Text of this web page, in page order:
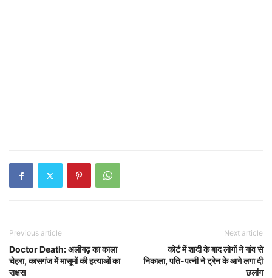
Previous article
Doctor Death: अलीगढ़ का काला
चेहरा, कासगंज में मासूमों की हत्याओं का
राक्षस
Next article
कोर्ट में शादी के बाद लोगों ने गांव से
निकाला, पति-पत्नी ने ट्रेन के आगे लगा दी
छलांग